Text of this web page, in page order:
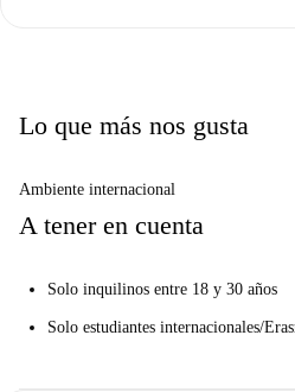
Lo que más nos gusta
Ambiente internacional
A tener en cuenta
Solo inquilinos entre 18 y 30 años
Solo estudiantes internacionales/